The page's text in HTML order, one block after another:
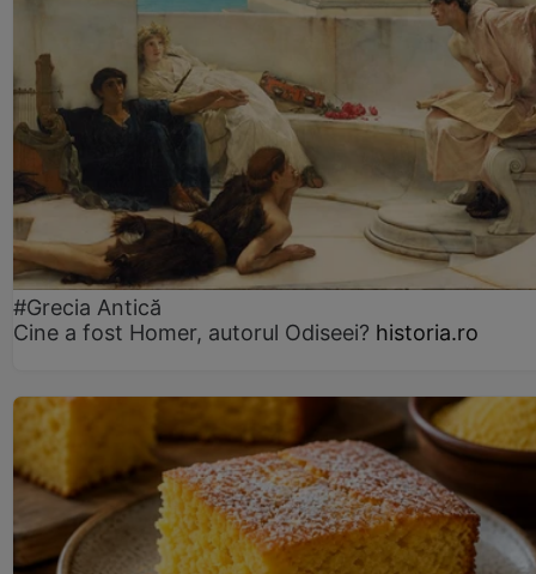
#Grecia Antică
Cine a fost Homer, autorul Odiseei? historia.ro